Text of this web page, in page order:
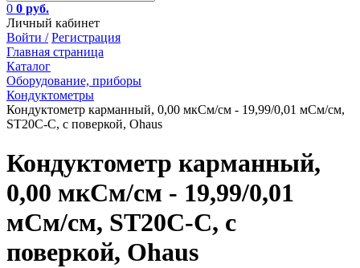
0 0 руб.
Личный кабинет
Войти / Регистрация
Главная страница
Каталог
Оборудование, приборы
Кондуктометры
Кондуктометр карманный, 0,00 мкСм/см - 19,99/0,01 мСм/см,
ST20C-C, с поверкой, Ohaus
Кондуктометр карманный,
0,00 мкСм/см - 19,99/0,01
мСм/см, ST20C-C, с
поверкой, Ohaus